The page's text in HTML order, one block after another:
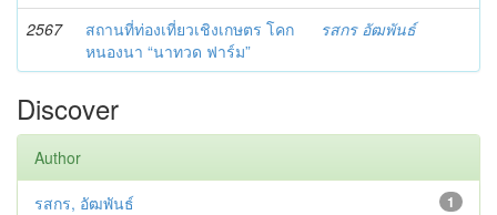
2567
สถานที่ท่องเที่ยวเชิงเกษตร โคก
หนองนา “นาทวด ฟาร์ม”
รสกร อัฒพันธ์
Discover
Author
1
รสกร, อัฒพันธ์